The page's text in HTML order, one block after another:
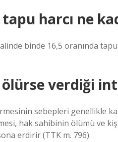
harcı ne
binde 16,5 oranında
verdiği
sebepleri genellikle
hak sahibinin ölümü ve
erdirir (TTK m. 796).